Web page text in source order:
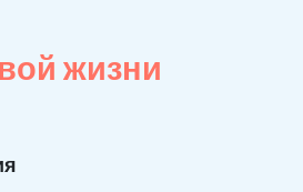
жизни